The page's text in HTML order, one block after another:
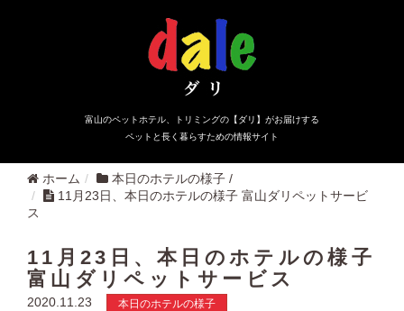
富山のペットホテル、トリミングの【ダリ】がお届けする
ペットと長く暮らすための情報サイト
ホーム 本日のホテルの様子 /
11月23日、本日のホテルの様子 富山ダリペットサービ
ス
11月23日、本日のホテルの様子
富山ダリペットサービス
2020.11.23 本日のホテルの様子